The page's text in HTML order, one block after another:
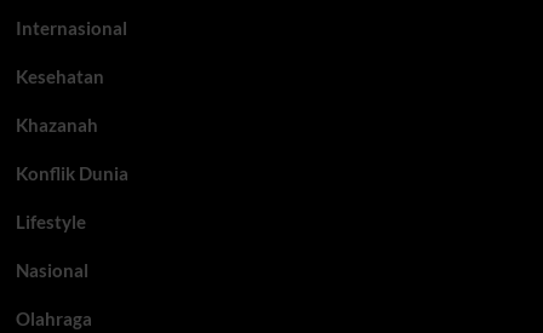
Internasional
Kesehatan
Khazanah
Konflik Dunia
Lifestyle
Nasional
Olahraga